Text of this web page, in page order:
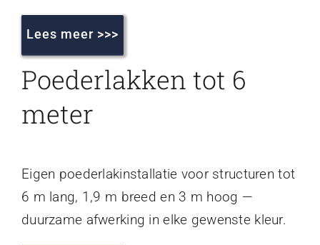
Lees meer >>>
Poederlakken tot 6
meter
Eigen poederlakinstallatie voor structuren tot
6 m lang, 1,9 m breed en 3 m hoog —
duurzame afwerking in elke gewenste kleur.